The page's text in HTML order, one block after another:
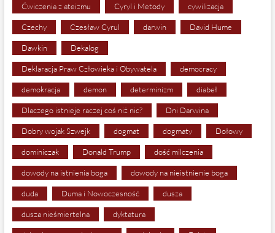
Ćwiczenia z ateizmu Cyryl i Metody cywilizacja
Czechy Czesław Cyrul darwin David Hume
Dawkin Dekalog
Deklaracja Praw Człowieka i Obywatela democracy
demokracja demon determinizm diabeł
Dlaczego istnieje raczej coś niż nic? Dni Darwina
Dobry wojak Szwejk dogmat dogmaty Dołowy
dominiczak Donald Trump dość milczenia
dowody na istnienia boga dowody na nieistnienie boga
duda Duma i Nowoczesność dusza
dusza nieśmiertelna dyktatura